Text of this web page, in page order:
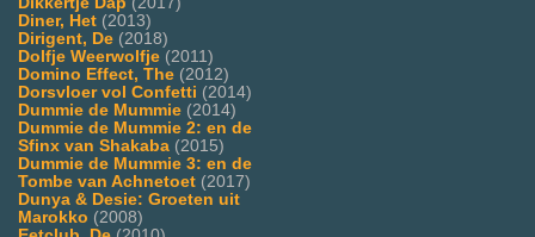
Diner, Het (2013)
Dirigent, De (2018)
Dolfje Weerwolfje (2011)
Domino Effect, The (2012)
Dorsvloer vol Confetti (2014)
Dummie de Mummie (2014)
Dummie de Mummie 2: en de
Sfinx van Shakaba (2015)
Dummie de Mummie 3: en de
Tombe van Achnetoet (2017)
Dunya & Desie: Groeten uit
Marokko (2008)